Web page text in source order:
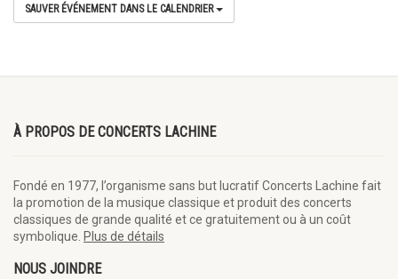
SAUVER ÉVÉNEMENT DANS LE CALENDRIER
À PROPOS DE CONCERTS LACHINE
Fondé en 1977, l’organisme sans but lucratif Concerts Lachine fait
la promotion de la musique classique et produit des concerts
classiques de grande qualité et ce gratuitement ou à un coût
symbolique. Plus de détails
NOUS JOINDRE